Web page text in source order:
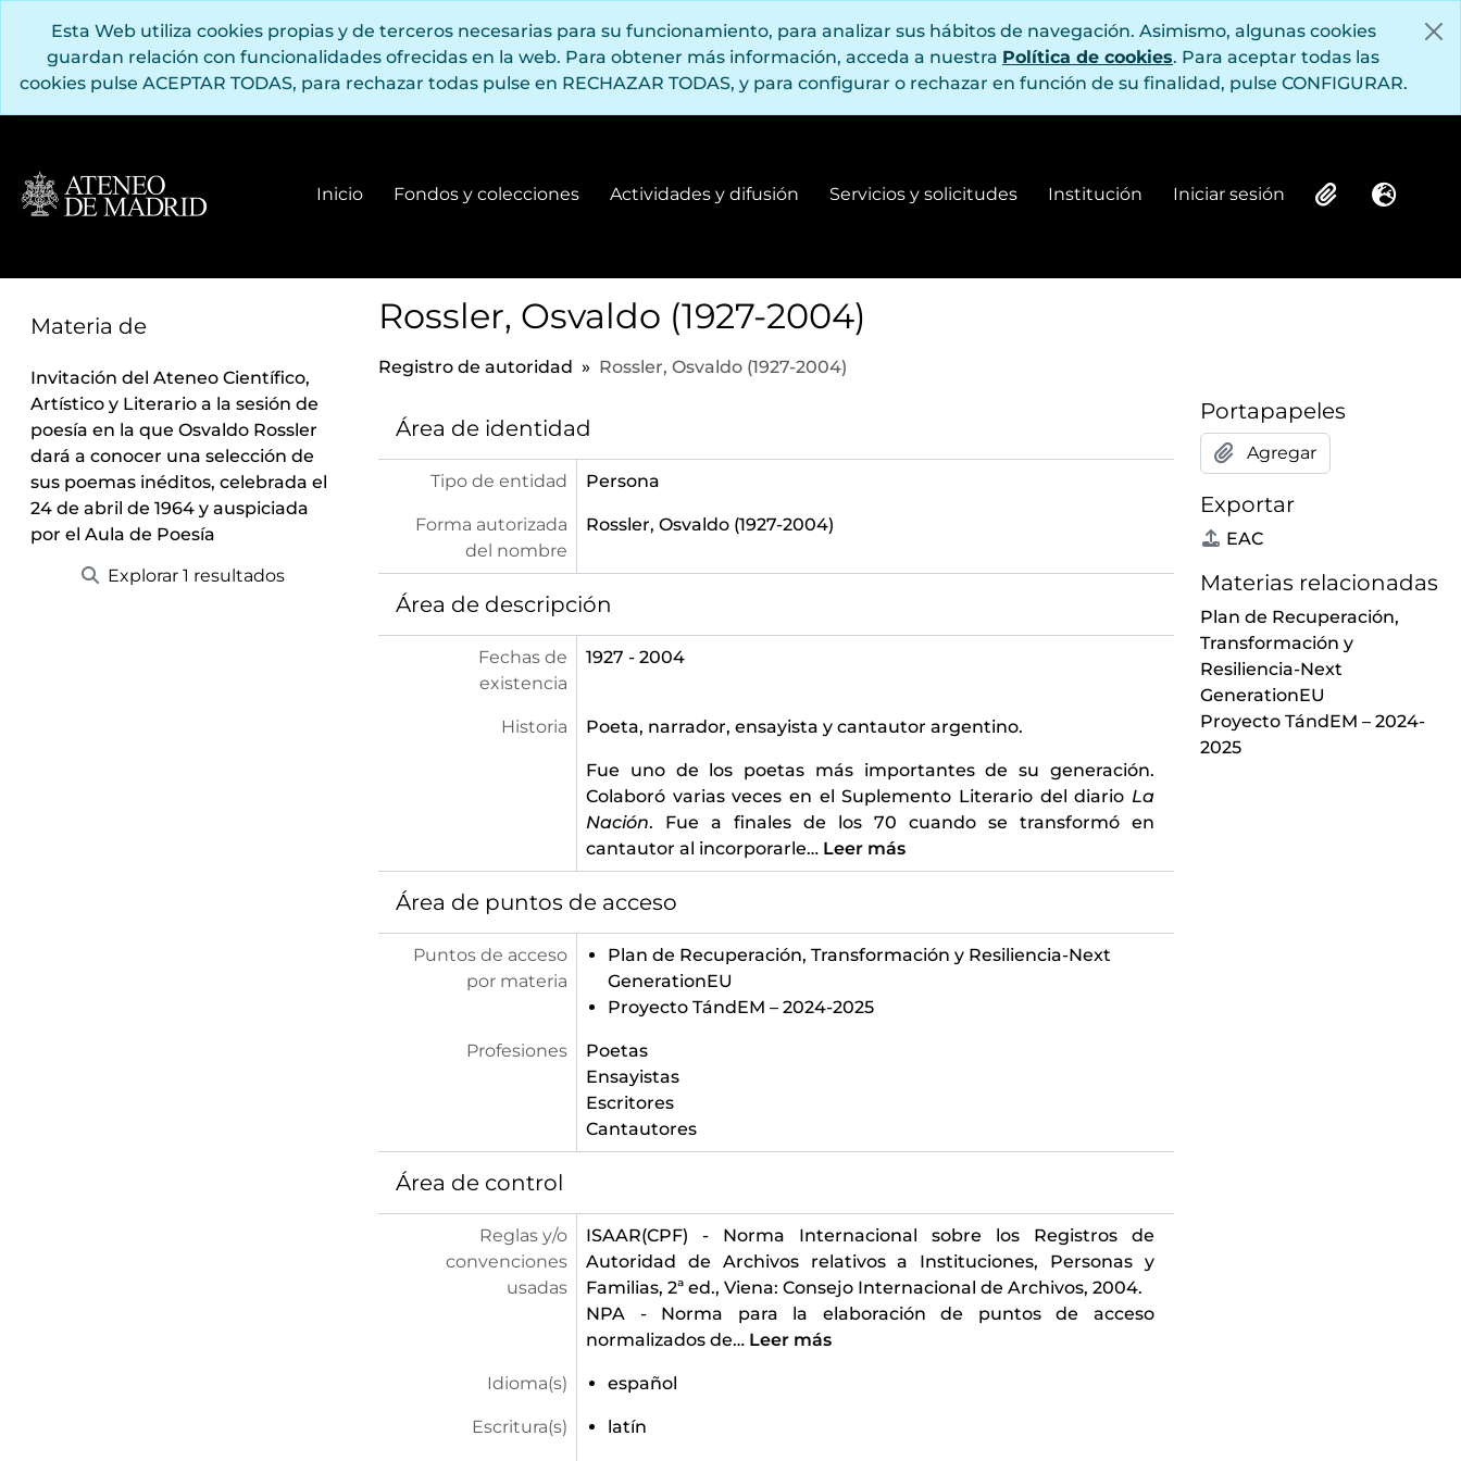
Esta Web utiliza cookies propias y de terceros necesarias para su funcionamiento, para analizar sus hábitos de navegación. Asimismo, algunas cookies
guardan relación con funcionalidades ofrecidas en la web. Para obtener más información, acceda a nuestra Política de cookies. Para aceptar todas las
cookies pulse ACEPTAR TODAS, para rechazar todas pulse en RECHAZAR TODAS, y para configurar o rechazar en función de su finalidad, pulse CONFIGURAR.
Inicio Fondos y colecciones
Fondos y colecciones
Actividades y difusión
Actividades y difusión
Servicios y solicitudes Institución
Institución
Iniciar sesión
Iniciar sesión ClipboardIdioma
Materia de
Invitación del Ateneo Científico,
Artístico y Literario a la sesión de
poesía en la que Osvaldo Rossler
dará a conocer una selección de
sus poemas inéditos, celebrada el
24 de abril de 1964 y auspiciada
por el Aula de Poesía
Explorar 1 resultados
Rossler, Osvaldo (1927-2004)
Registro de autoridad Rossler, Osvaldo (1927-2004)
Área de identidad
Tipo de entidad Persona
Forma autorizada
del nombre
Rossler, Osvaldo (1927-2004)
Área de descripción
Fechas de
existencia
1927 - 2004
Historia Poeta, narrador, ensayista y cantautor argentino.
Fue uno de los poetas más importantes de su generación.
Colaboró varias veces en el Suplemento Literario del diario La
Nación. Fue a finales de los 70 cuando se transformó en
cantautor al incorporarle… Leer más
Área de puntos de acceso
Puntos de acceso
por materia
Plan de Recuperación, Transformación y Resiliencia-Next
GenerationEU
Proyecto TándEM – 2024-2025
Profesiones
Poetas
Ensayistas
Escritores
Cantautores
Área de control
Reglas y/o
convenciones
usadas
ISAAR(CPF) - Norma Internacional sobre los Registros de
Autoridad de Archivos relativos a Instituciones, Personas y
Familias, 2ª ed., Viena: Consejo Internacional de Archivos, 2004.
NPA - Norma para la elaboración de puntos de acceso
normalizados de… Leer más
Idioma(s) español
Escritura(s) latín
Portapapeles
Agregar
Exportar
EAC
Materias relacionadas
Plan de Recuperación,
Transformación y
Resiliencia-Next
GenerationEU
Proyecto TándEM – 2024-
2025